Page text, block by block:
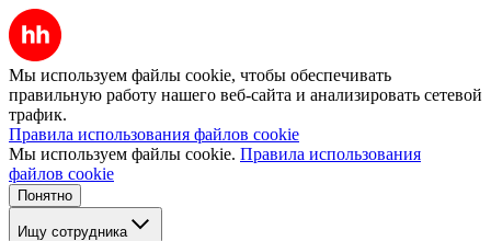
Мы используем файлы cookie, чтобы обеспечивать
правильную работу нашего веб-сайта и анализировать сетевой
трафик.
Правила использования файлов cookie
Мы используем файлы cookie. Правила использования
файлов cookie
Понятно
Ищу сотрудника